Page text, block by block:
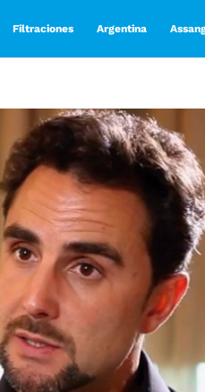
Filtraciones Argentina